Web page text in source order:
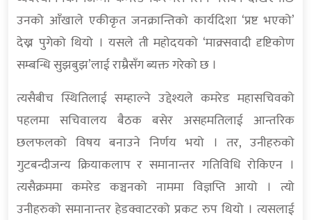
उनको आँखाले एकीकृत जनक्रान्तिको कार्यदिशा ‘प्रष्ट भएको’
देख्न पुगेको थियो । यसले ती महोदयको ‘माक्र्सवादी दृष्टिकोण
सम्बन्धि सुझबुझ’लाई राम्रैसँग ब्यक्त गरेको छ ।
त्यसैबीच स्थितिलाई सम्हाल्ने उद्देश्यले कमरेड महासचिवको
पहलमा सचिवालय बैठक बसेर असहमतिलाई आन्तरिक
छलफलको विषय बनाउने निर्णय भयो । तर, उनीहरुको
गुटबन्दीजन्य क्रियाकलाप र समानान्तर गतिविधि रोकिएन ।
त्यसैक्रममा कमरेड कञ्चनको नाममा विज्ञप्ति आयो । त्यो
उनीहरुको समानान्तर हेडक्वाटरको प्रकट रुप थियो । त्यसलाई